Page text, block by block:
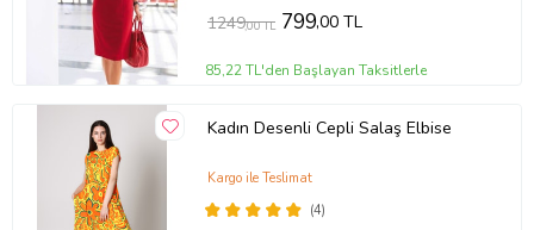
1249,00 TL 799,00 TL
85,22 TL'den Başlayan Taksitlerle
Kadın Desenli Cepli Salaş Elbise
(4)
Kargo ile Teslimat